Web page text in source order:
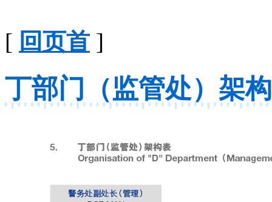
[ 回页首 ]
丁部门（监管处）架